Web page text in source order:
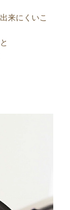
来にくいこ